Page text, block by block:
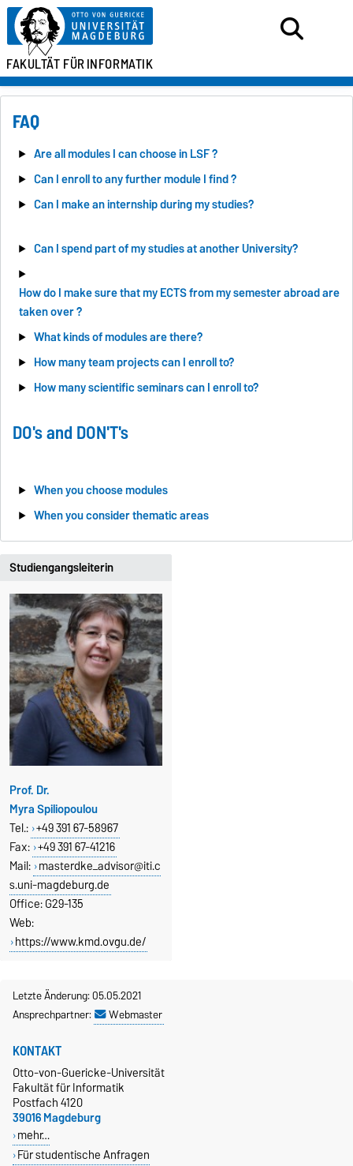
FAKULTÄT FÜRINFORMATIK
FAQ
Are all modules I can choose in LSF ?
Can I enroll to any further module I find ?
Can I make an internship during my studies?
Can I spend part of my studies at another University?
How do I make sure that my ECTS from my semester abroad are
taken over ?
What kinds of modules are there?
How many team projects can I enroll to?
How many scientific seminars can I enroll to?
DO's and DON'T's
When you choose modules
When you consider thematic areas
Studiengangsleiterin
Prof. Dr.
Myra Spiliopoulou
Tel.: +49 391 67-58967
Fax: +49 391 67-41216
Mail: masterdke_advisor@iti.c
s.uni-magdeburg.de
Office: G29-135
Web:
https://www.kmd.ovgu.de/
Letzte Änderung: 05.05.2021
Ansprechpartner:
Webmaster
KONTAKT
Otto-von-Guericke-Universität
Fakultät für Informatik
Postfach 4120
39016 Magdeburg
mehr…
Für studentische Anfragen